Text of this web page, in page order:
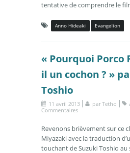
tentative de comprendre le
Anno Hideaki Evangelion
« Pourquoi Porco
il un cochon ? »
Toshio
11 avril 2013 par Tetho
Commentaires
Revenons brièvement sur ce
Miyazaki avec la traduction
touchant de Suzuki Toshio au